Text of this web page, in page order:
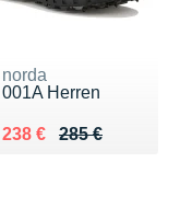
norda
001A Herren
285 €
Au lieu de 285 €
238 €
Vendu 238 €